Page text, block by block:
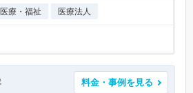
医療・福祉 医療法人
料金・事例を見る